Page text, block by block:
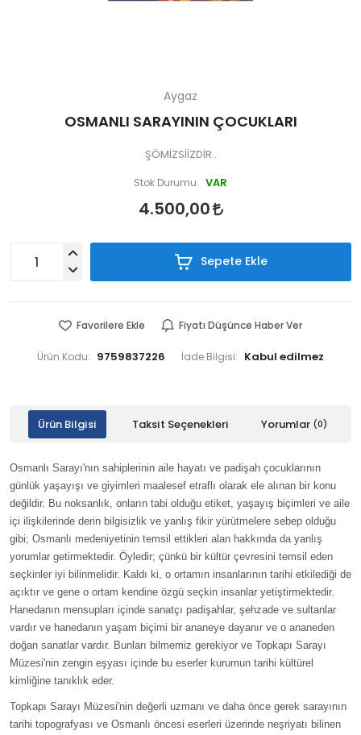
Aygaz
OSMANLI SARAYININ ÇOCUKLARI
ŞÖMİZSİİZDİR..
Stok Durumu: VAR
4.500,00
Sepete Ekle
Favorilere Ekle Fiyatı Düşünce Haber Ver
Ürün Kodu: 9759837226 İade Bilgisi:
Ürün Bilgisi Taksit Seçenekleri Yorumlar (0)
Osmanlı Sarayı'nın sahiplerinin aile hayatı ve padişah çocuklarının
günlük yaşayışı ve giyimleri maalesef etraflı olarak ele alınan bir konu
değildir. Bu noksanlık, onların tabi olduğu etiket, yaşayış biçimleri ve aile
içi ilişkilerinde derin bilgisizlik ve yanlış fikir yürütmelere sebep olduğu
gibi; Osmanlı medeniyetinin temsil ettikleri alan hakkında da yanlış
yorumlar getirmektedir. Öyledir; çünkü bir kültür çevresini temsil eden
seçkinler iyi bilinmelidir. Kaldı ki, o ortamın insanlarının tarihi etkilediği de
açıktır ve gene o ortam kendine özgü seçkin insanlar yetiştirmektedir.
Hanedanın mensupları içinde sanatçı padişahlar, şehzade ve sultanlar
vardır ve hanedanın yaşam biçimi bir ananeye dayanır ve o ananeden
doğan sanatlar vardır. Bunları bilmemiz gerekiyor ve Topkapı Sarayı
Müzesi'nin zengin eşyası içinde bu eserler kurumun tarihi kültürel
kimliğine tanıklık eder.
Topkapı Sarayı Müzesi'nin değerli uzmanı ve daha önce gerek sarayının
tarihi topografyası ve Osmanlı öncesi eserleri üzerinde neşriyatı bilinen